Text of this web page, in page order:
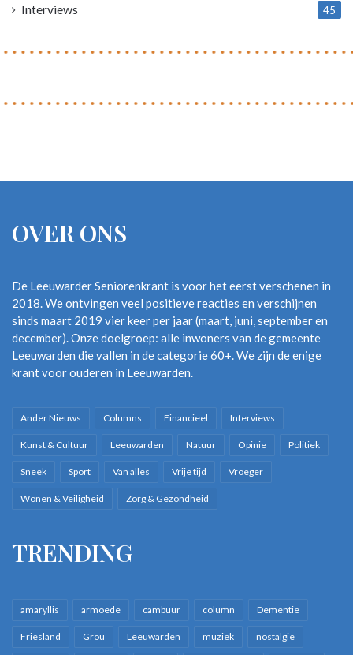
Interviews 45
OVER ONS
De Leeuwarder Seniorenkrant is voor het eerst verschenen in
2018. We ontvingen veel positieve reacties en verschijnen
sinds maart 2019 vier keer per jaar (maart, juni, september en
december). Onze doelgroep: alle inwoners van de gemeente
Leeuwarden die vallen in de categorie 60+. We zijn de enige
krant voor ouderen in Leeuwarden.
Ander Nieuws Columns Financieel Interviews
Kunst & Cultuur Leeuwarden Natuur Opinie Politiek
Sneek Sport Van alles Vrije tijd Vroeger
Wonen & Veiligheid Zorg & Gezondheid
TRENDING
amaryllis armoede cambuur column Dementie
Friesland Grou Leeuwarden muziek nostalgie